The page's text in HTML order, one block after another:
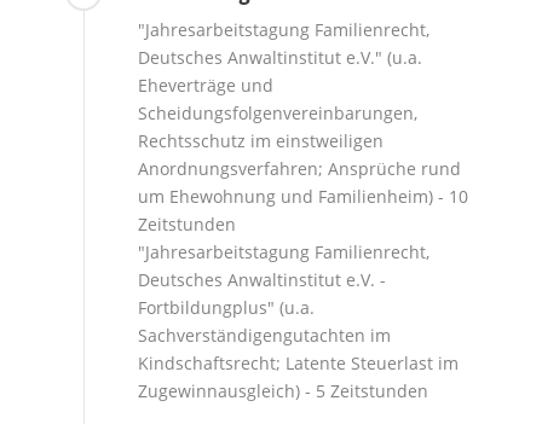
"Jahresarbeitstagung Familienrecht,
Deutsches Anwaltinstitut e.V." (u.a.
Eheverträge und
Scheidungsfolgenvereinbarungen,
Rechtsschutz im einstweiligen
Anordnungsverfahren; Ansprüche rund
um Ehewohnung und Familienheim) - 10
Zeitstunden
"Jahresarbeitstagung Familienrecht,
Deutsches Anwaltinstitut e.V. -
Fortbildungplus" (u.a.
Sachverständigengutachten im
Kindschaftsrecht; Latente Steuerlast im
Zugewinnausgleich) - 5 Zeitstunden